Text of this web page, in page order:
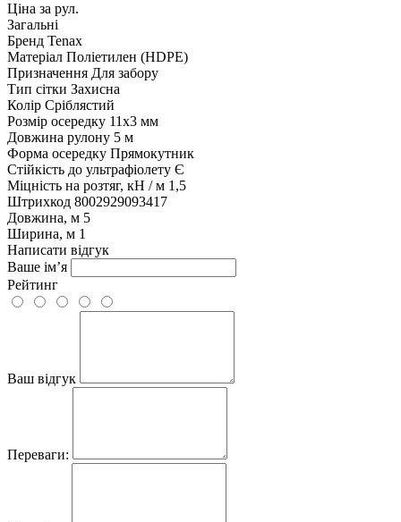
Ціна за рул.
Загальні
Бренд Tenax
Матеріал Поліетилен (HDPE)
Призначення Для забору
Тип сітки Захисна
Колір Сріблястий
Розмір осередку 11x3 мм
Довжина рулону 5 м
Форма осередку Прямокутник
Стійкість до ультрафіолету Є
Міцність на розтяг, кН / м 1,5
Штрихкод 8002929093417
Довжина, м 5
Ширина, м 1
Написати відгук
Ваше ім’я
Рейтинг
Ваш відгук
Переваги: